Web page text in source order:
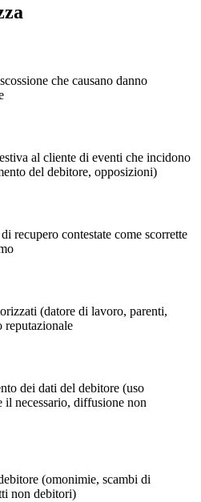
che causano danno
al cliente di eventi che incidono
del debitore, opposizioni)
recupero contestate come scorrette
(datore di lavoro, parenti,
reputazionale
dei dati del debitore (uso
il necessario, diffusione non
(omonimie, scambi di
non debitori)